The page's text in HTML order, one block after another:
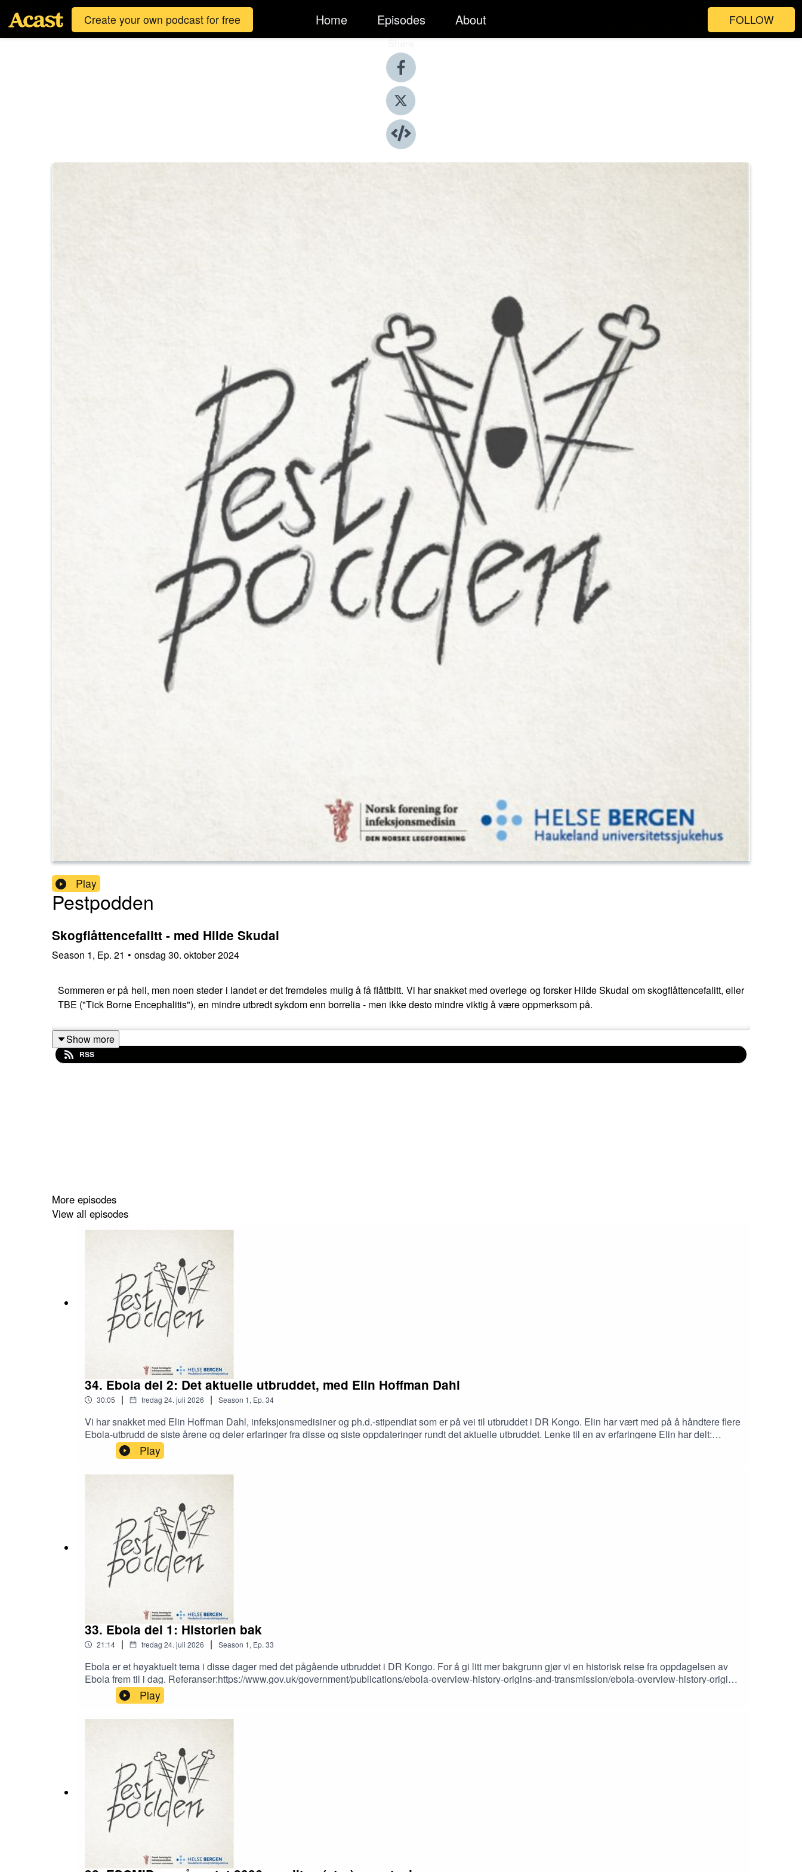
Create your own podcast for free Home Episodes About FOLLOW
Share
Play
Pestpodden
Skogflåttencefalitt - med Hilde Skudal
Season 1, Ep. 21 • onsdag 30. oktober 2024
Sommeren er på hell, men noen steder i landet er det fremdeles mulig å få flåttbitt. Vi har snakket med overlege og forsker Hilde Skudal om skogflåttencefalitt, eller
TBE ("Tick Borne Encephalitis"), en mindre utbredt sykdom enn borrelia - men ikke desto mindre viktig å være oppmerksom på.
Show more
RSS
More episodes
View all episodes
34. Ebola del 2: Det aktuelle utbruddet, med Elin Hoffman Dahl
30:05 | fredag 24. juli 2026 | Season 1, Ep. 34
Vi har snakket med Elin Hoffman Dahl, infeksjonsmedisiner og ph.d.-stipendiat som er på vei til utbruddet i DR Kongo. Elin har vært med på å håndtere flere
Ebola-utbrudd de siste årene og deler erfaringer fra disse og siste oppdateringer rundt det aktuelle utbruddet. Lenke til en av erfaringene Elin har delt:
https://www.aftenposten.no/meninger/kronikk/i/5pJXv6/en-litt-annerledes-hyllest-til-erling-braut-haaland
Play
33. Ebola del 1: Historien bak
21:14 | fredag 24. juli 2026 | Season 1, Ep. 33
Ebola er et høyaktuelt tema i disse dager med det pågående utbruddet i DR Kongo. For å gi litt mer bakgrunn gjør vi en historisk reise fra oppdagelsen av
Ebola frem til i dag. Referanser:https://www.gov.uk/government/publications/ebola-overview-history-origins-and-transmission/ebola-overview-history-origins-
and-transmission https://time.com/3548047/first-ebola-outbreak-
history/ https://en.wikipedia.org/wiki/Kivu_Ebola_epidemichttps://en.wikipedia.org/wiki/Western_African_Ebola_epidemichttps://en.wikipedia.org/wiki/Ebola
https://www.who.int/news-room/fact-sheets/detail/ebola-
Play